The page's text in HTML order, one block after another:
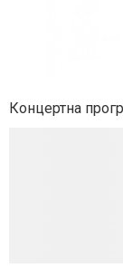
Концертна